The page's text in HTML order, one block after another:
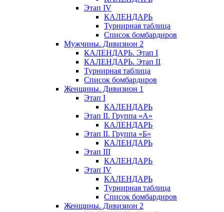
Этап IV
КАЛЕНДАРЬ
Турнирная таблица
Список бомбардиров
Мужчины. Дивизион 2
КАЛЕНДАРЬ. Этап I
КАЛЕНДАРЬ. Этап II
Турнирная таблица
Список бомбардиров
Женщины. Дивизион 1
Этап I
КАЛЕНДАРЬ
Этап II. Группа «А»
КАЛЕНДАРЬ
Этап II. Группа «Б»
КАЛЕНДАРЬ
Этап III
КАЛЕНДАРЬ
Этап IV
КАЛЕНДАРЬ
Турнирная таблица
Список бомбардиров
Женщины. Дивизион 2